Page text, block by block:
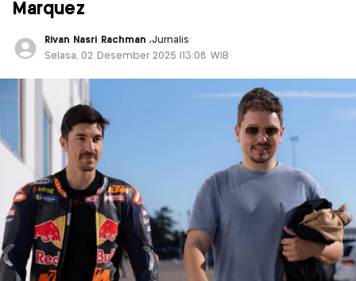
Marquez
Rivan Nasri Rachman ,Jurnalis
Selasa, 02 Desember 2025 |13:08 WIB